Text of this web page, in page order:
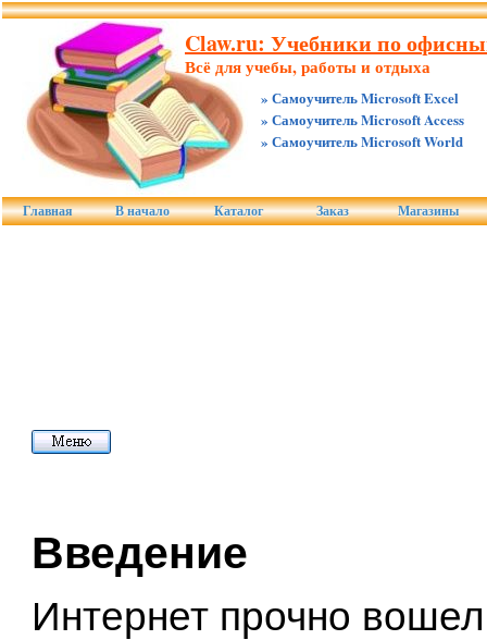
Claw.ru: Учебники по
Всё для учебы, работы и отдыха
» Самоучитель Microsoft Excel
» Самоучитель Microsoft Access
» Самоучитель Microsoft World
Главная В начало Каталог Заказ Магазины
Введение
Интернет прочно